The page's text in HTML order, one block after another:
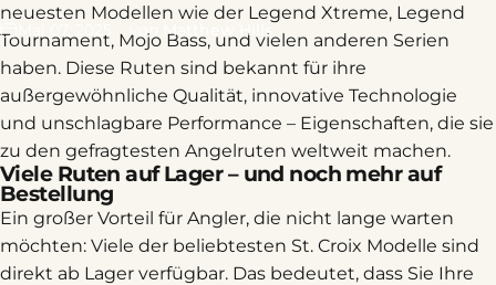
von Matthew Hills
neuesten Modellen wie der Legend Xtreme, Legend
Tournament, Mojo Bass, und vielen anderen Serien
haben. Diese Ruten sind bekannt für ihre
außergewöhnliche Qualität, innovative Technologie
und unschlagbare Performance – Eigenschaften, die sie
zu den gefragtesten Angelruten weltweit machen.
Viele Ruten auf Lager – und noch mehr auf
Bestellung
Ein großer Vorteil für Angler, die nicht lange warten
möchten: Viele der beliebtesten St. Croix Modelle sind
direkt ab Lager verfügbar. Das bedeutet, dass Sie Ihre